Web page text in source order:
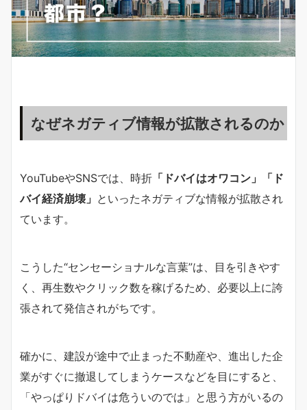
なぜネガティブ情報が拡散されるのか
YouTubeやSNSでは、時折 「ドバイはオワコン」「ド
バイ経済崩壊」 といったネガティブな情報が拡散され
ています。
こうした“センセーショナルな言葉”は、目を引きやす
く、再生数やクリック数を稼げるため、必要以上に誇
張されて発信されがちです。
確かに、建設が途中で止まった不動産や、進出した企
業がすぐに撤退してしまうケースなどを目にすると、
「やっぱりドバイは危ういのでは」と思う方がいるの